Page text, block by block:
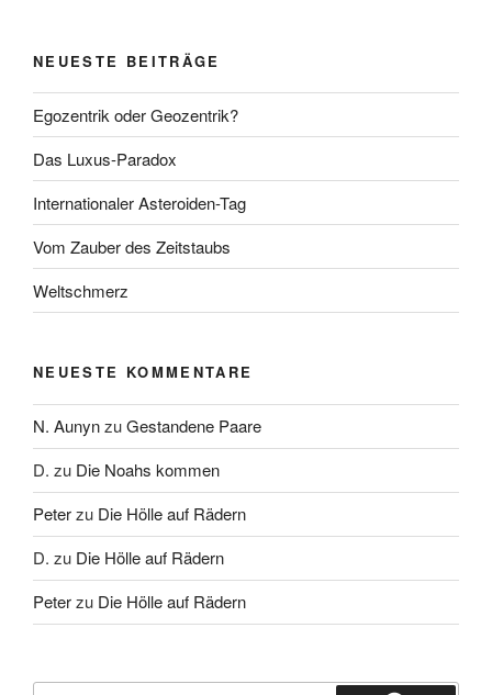
NEUESTE BEITRÄGE
Egozentrik oder Geozentrik?
Das Luxus-Paradox
Internationaler Asteroiden-Tag
Vom Zauber des Zeitstaubs
Weltschmerz
NEUESTE KOMMENTARE
N. AunynzuGestandene Paare
D. zu Die Noahs kommen
Peterzu Die Hölle auf Rädern
D. zu Die Hölle auf Rädern
Peterzu Die Hölle auf Rädern